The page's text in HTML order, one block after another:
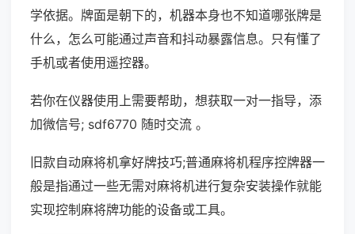
学依据。牌面是朝下的，机器本身也不知道哪张牌是
什么，怎么可能通过声音和抖动暴露信息。只有懂了
手机或者使用遥控器。
若你在仪器使用上需要帮助，想获取一对一指导，添
加微信号; sdf6770 随时交流 。
旧款自动麻将机拿好牌技巧;普通麻将机程序控牌器一
般是指通过一些无需对麻将机进行复杂安装操作就能
实现控制麻将牌功能的设备或工具。